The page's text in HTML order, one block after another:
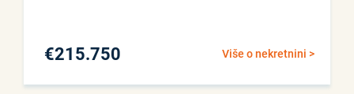
Više o nekretnini >
€215.750